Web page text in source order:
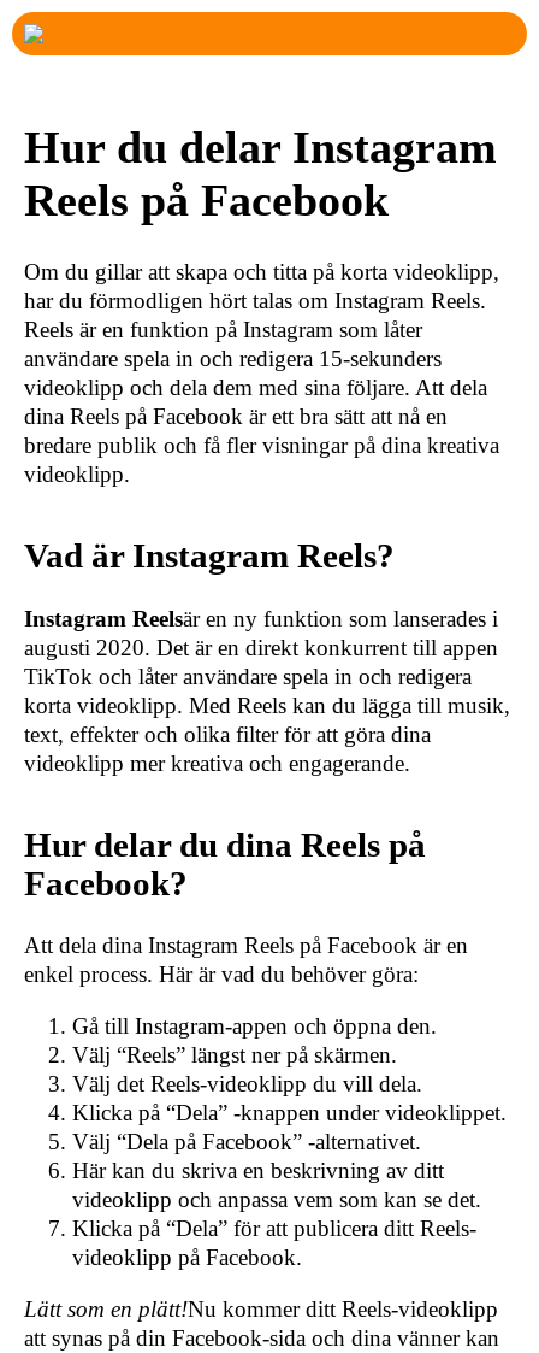
Hur du delar Instagram
Reels på Facebook
Om du gillar att skapa och titta på korta videoklipp,
har du förmodligen hört talas om Instagram Reels.
Reels är en funktion på Instagram som låter
användare spela in och redigera 15-sekunders
videoklipp och dela dem med sina följare. Att dela
dina Reels på Facebook är ett bra sätt att nå en
bredare publik och få fler visningar på dina kreativa
videoklipp.
Vad är Instagram Reels?
Instagram Reelsär en ny funktion som lanserades i
augusti 2020. Det är en direkt konkurrent till appen
TikTok och låter användare spela in och redigera
korta videoklipp. Med Reels kan du lägga till musik,
text, effekter och olika filter för att göra dina
videoklipp mer kreativa och engagerande.
Hur delar du dina Reels på
Facebook?
Att dela dina Instagram Reels på Facebook är en
enkel process. Här är vad du behöver göra:
Gå till Instagram-appen och öppna den.
Välj “Reels” längst ner på skärmen.
Välj det Reels-videoklipp du vill dela.
Klicka på “Dela” -knappen under videoklippet.
Välj “Dela på Facebook” -alternativet.
Här kan du skriva en beskrivning av ditt
videoklipp och anpassa vem som kan se det.
Klicka på “Dela” för att publicera ditt Reels-
videoklipp på Facebook.
Lätt som en plätt!Nu kommer ditt Reels-videoklipp
att synas på din Facebook-sida och dina vänner kan